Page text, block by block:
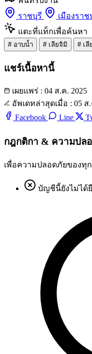
ราชบุรี
เมืองราช
แตะที่แท็กเพื่อค้นหา
# อาบน้ำ # เลียจิมิ # เลี
แชร์เนื้อหานี้
เผยแพร่ : 04 ส.ค. 2025
อัพเดทล่าสุดเมื่อ : 05 ส.
Facebook
Line
กฎกติกา & ความปล
เพื่อความปลอดภัยของทุ
บัญชีนี้ยังไม่ได้